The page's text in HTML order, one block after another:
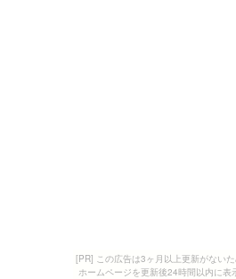
[PR] この広告は3ヶ月以上更新がないた
ホームページを更新後24時間以内に表